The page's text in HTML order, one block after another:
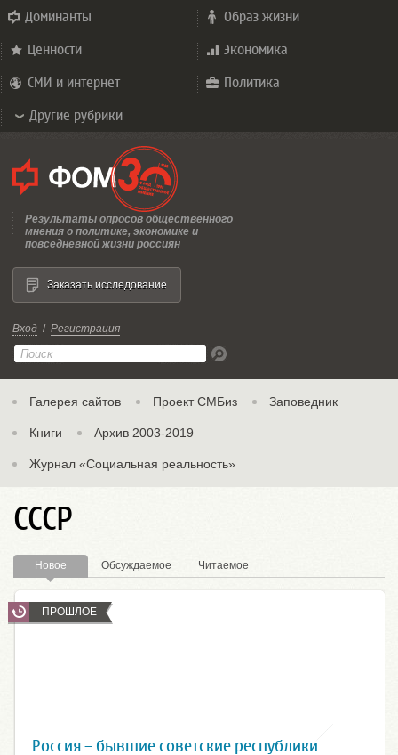
Доминанты Образ жизни
Ценности Экономика
СМИ и интернет Политика
Другие рубрики
Результаты опросов общественного
мнения о политике, экономике и
повседневной жизни россиян
Вход / Регистрация
Галерея сайтов Проект СМБиз Заповедник
Книги Архив 2003-2019
Журнал «Социальная реальность»
Заказать исследование
СССР
Новое Обсуждаемое Читаемое
ПРОШЛОЕ
Россия – бывшие советские республики